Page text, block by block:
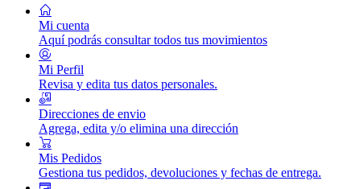
Mi cuenta
Aquí podrás consultar todos tus movimientos
Mi Perfil
Revisa y edita tus datos personales.
Direcciones de envio
Agrega, edita y/o elimina una dirección
Mis Pedidos
Gestiona tus pedidos, devoluciones y fechas de entrega.